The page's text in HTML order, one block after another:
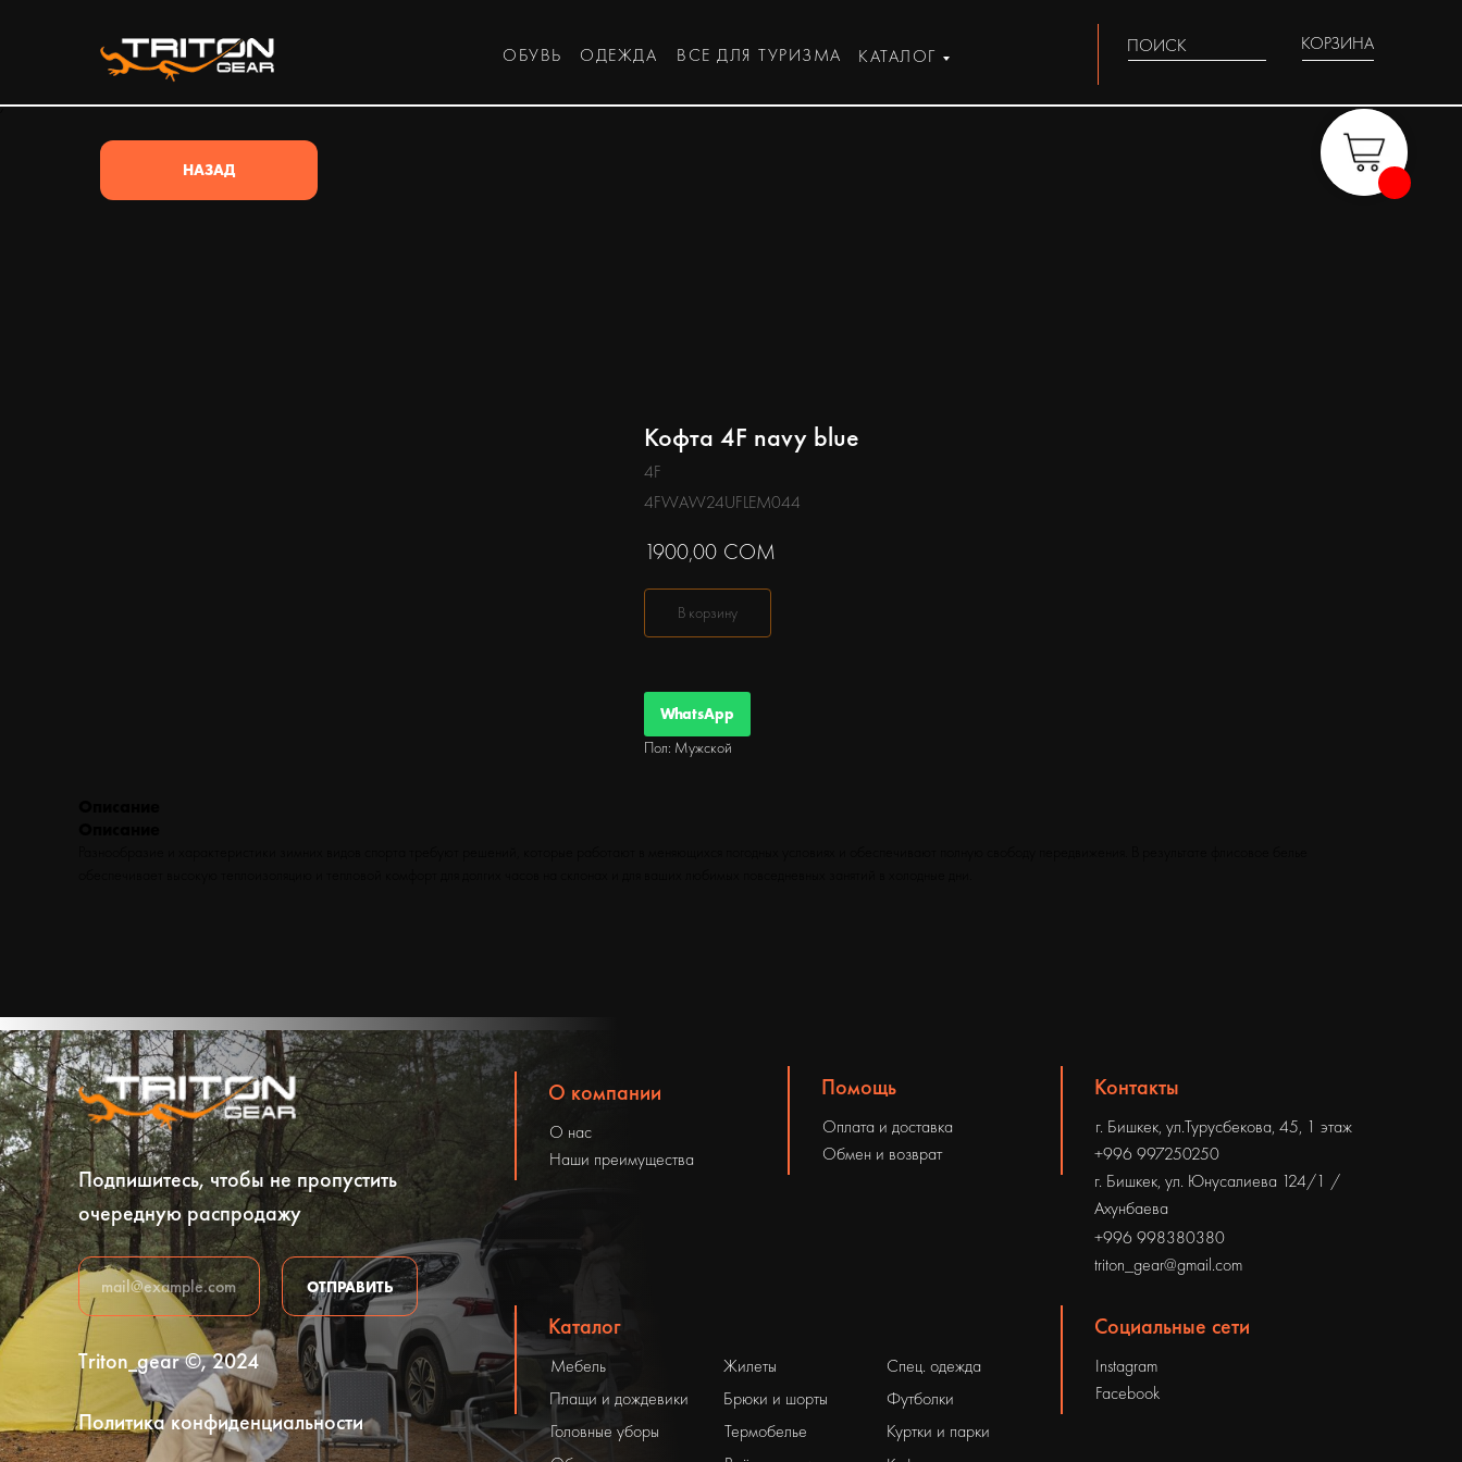
/*
ПОИСК
ОБУВЬ ОДЕЖДА КАТАЛОГ
ВСЕ ДЛЯ ТУРИЗМА
КОРЗИНА
НАЗАД
Кофта 4F navy blue
4F
4FWAW24UFLEM044
1900,00 СОМ
В корзину
WhatsApp
Пол: Мужской
Подпишитесь, чтобы не пропустить
очередную распродажу
Triton_gear ©, 2024
Политика конфиденциальности
ОТПРАВИТЬ
О компании
О нас
Наши преимущества
Помощь
Оплата и доставка
Обмен и возврат
Контакты
г. Бишкек, ул.Турусбекова, 45, 1 этаж
г. Бишкек, ул. Юнусалиева 124/1 /
Ахунбаева
+996 998380380
triton_gear@gmail.com
+996 997250250
Жилеты
Каталог
Плащи и дождевики
Головные уборы
Мебель
Брюки и шорты
Термобелье
Спец. одежда
Футболки
Куртки и парки
Социальные сети
Instagram
Facebook